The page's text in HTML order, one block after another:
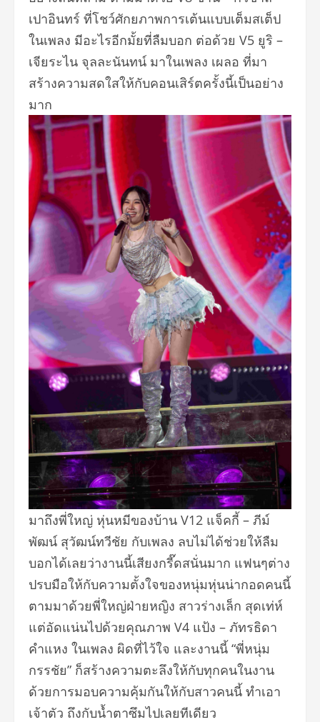
เปาอินทร์ ที่โชว์ศักยภาพการเต้นแบบเต็มสเต็ป
ในเพลง มีอะไรอีกมั้ยที่ลืมบอก ต่อด้วย V5 ยูริ –
เจียระไน จุลละนันทน์ มาในเพลง เผลอ ที่มา
สร้างความสดใสให้กับคอนเสิร์ตครั้งนี้เป็นอย่าง
มาก
มาถึงพี่ใหญ่ หุ่นหมีของบ้าน V12 แจ็คกี้ – ภีม์
พัฒน์ สุวัฒน์ทวีชัย กับเพลง ลบไม่ได้ช่วยให้ลืม
บอกได้เลยว่างานนี้เสียงกรี๊ดสนั่นมาก แฟนๆต่าง
ปรบมือให้กับความตั้งใจของหนุ่มหุ่นน่ากอดคนนี้
ตามมาด้วยพี่ใหญ่ฝ่ายหญิง สาวร่างเล็ก สุดเท่ห์
แต่อัดแน่นไปด้วยคุณภาพ V4 แป้ง – ภัทรธิดา
คำแหง ในเพลง ผิดที่ไว้ใจ และงานนี้ “พี่หนุ่ม
กรรชัย” ก็สร้างความตะลึงให้กับทุกคนในงาน
ด้วยการมอบความคุ้มกันให้กับสาวคนนี้ ทำเอา
เจ้าตัว ถึงกับน้ำตาซึมไปเลยทีเดียว